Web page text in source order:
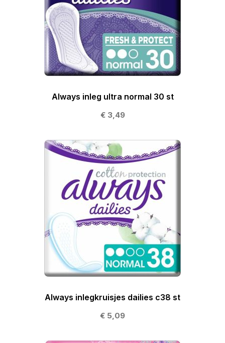
Always inleg ultra normal 30 st
€ 3,49
Always inlegkruisjes dailies c38 st
€ 5,09